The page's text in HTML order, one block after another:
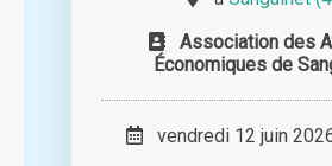
Association des
Économiques de
vendredi 12 juin